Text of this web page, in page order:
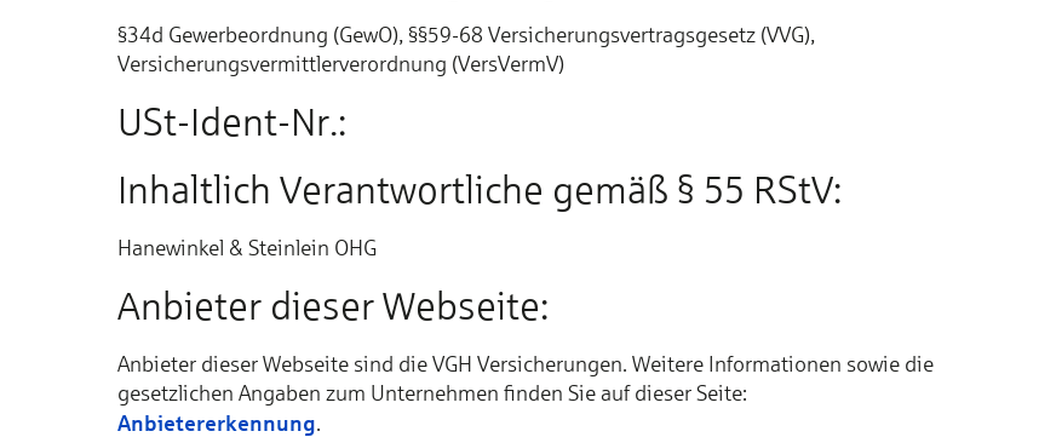
§34d Gewerbeordnung (GewO), §§59-68 Versicherungsvertragsgesetz (VVG),
Versicherungsvermittlerverordnung (VersVermV)
USt-Ident-Nr.:
Inhaltlich Verantwortliche gemäß § 55 RStV:
Hanewinkel & Steinlein OHG
Anbieter dieser Webseite:
Anbieter dieser Webseite sind die VGH Versicherungen. Weitere Informationen sowie die
gesetzlichen Angaben zum Unternehmen finden Sie auf dieser Seite:
Anbietererkennung.